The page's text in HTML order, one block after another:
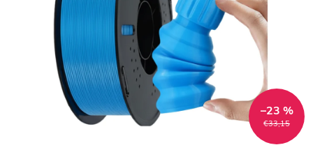
€33,15
–23 %